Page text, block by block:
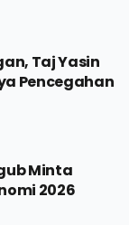
Taj Yasin
Pencegahan
Minta
2026